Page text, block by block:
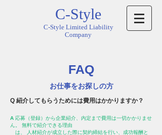
C-Style
C-Style Limited Liability
Company
FAQ
お仕事をお探しの方
Q 紹介してもらうためには費用はかかりますか？
A 応募（登録）から企業紹介、内定まで費用は一切かかりませ
ん。 無料で紹介できる理由
は、 人材紹介が成立した際に契約締結を行い、成功報酬と